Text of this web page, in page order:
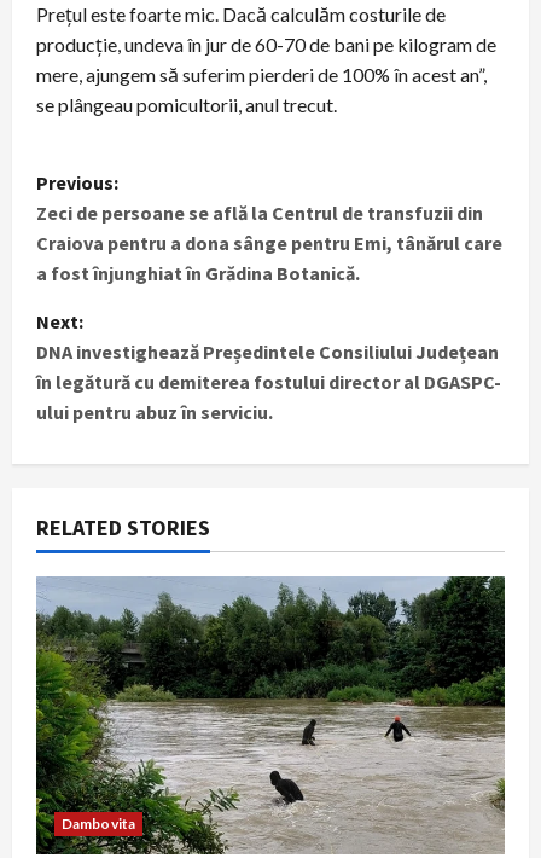
Prețul este foarte mic. Dacă calculăm costurile de
producție, undeva în jur de 60-70 de bani pe kilogram de
mere, ajungem să suferim pierderi de 100% în acest an”,
se plângeau pomicultorii, anul trecut.
P
o
s
t
n
a
v
i
g
a
t
i
o
n
Previous:
Zeci de persoane se află la Centrul de transfuzii din
Craiova pentru a dona sânge pentru Emi, tânărul care
a fost înjunghiat în Grădina Botanică.
Next:
DNA investighează Președintele Consiliului Județean
în legătură cu demiterea fostului director al DGASPC-
ului pentru abuz în serviciu.
RELATED STORIES
Dambovita